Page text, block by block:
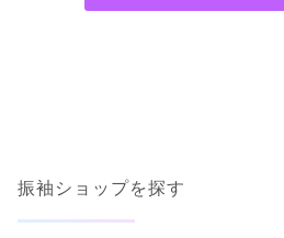
振袖ショップを探す